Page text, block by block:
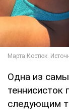
Одна из
теннисисток
следующим